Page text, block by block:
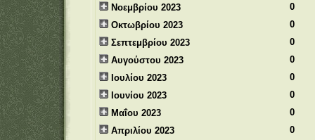
Νοεμβρίου 2023
0
Οκτωβρίου 2023
0
Σεπτεμβρίου 2023
0
Αυγούστου 2023
0
Ιουλίου 2023
0
Ιουνίου 2023
0
Μαΐου 2023
0
Απριλίου 2023
0